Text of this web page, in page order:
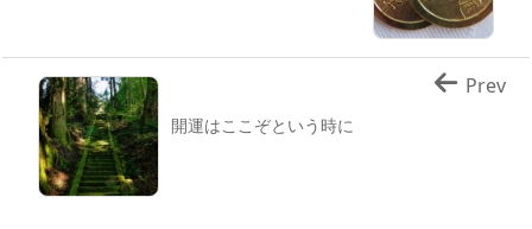
開運はここぞという時に
Prev